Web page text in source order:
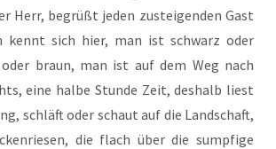
Herr, begrüßt jeden zustei­gen­den Gast
kennt sich hier, man ist schwarz oder
braun, man ist auf dem Weg nach
eine hal­be Stun­de Zeit, des­halb liest
schläft oder schaut auf die Land­schaft,
die flach über die sump­fi­ge